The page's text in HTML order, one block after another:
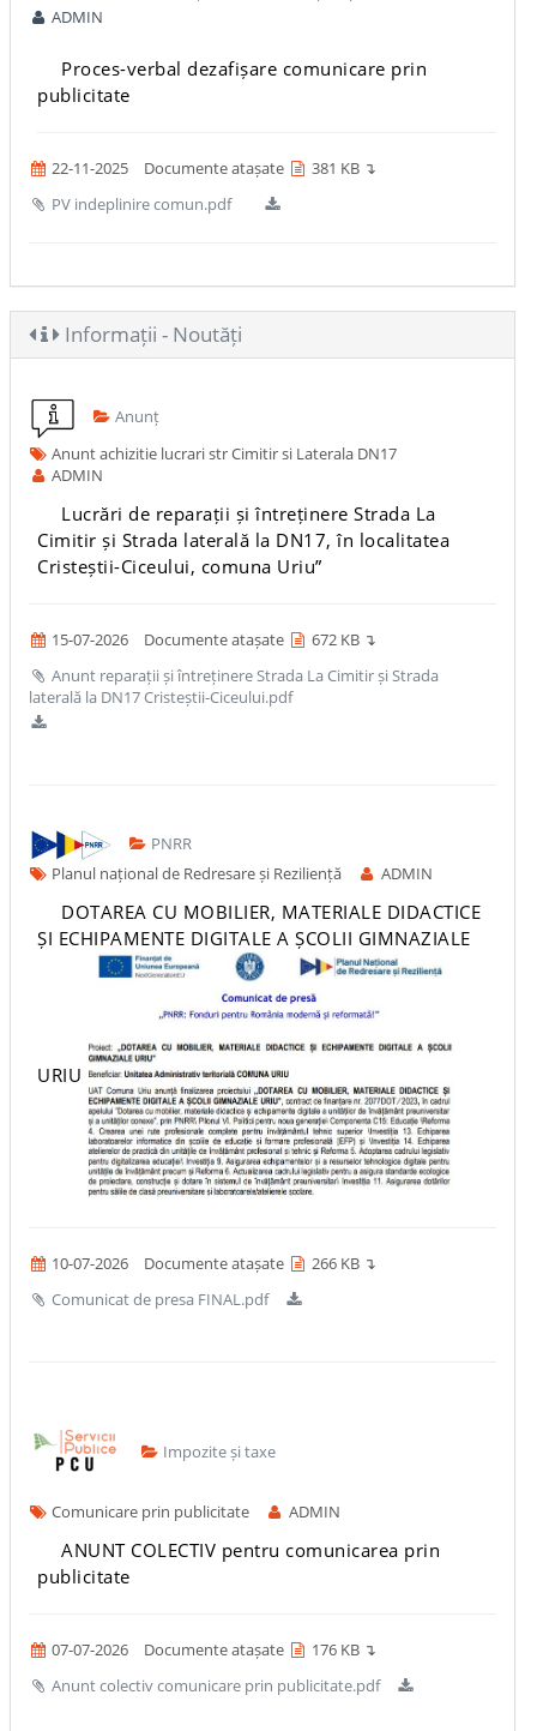
ADMIN
Proces-verbal dezafișare comunicare prin
publicitate
22-11-2025 Documente atașate
381 KB ↴
PV indeplinire comun.pdf
Informații - Noutăți
Anunț
Anunt achizitie lucrari str Cimitir si Laterala DN17
ADMIN
Lucrări de reparații și întreținere Strada La
Cimitir și Strada laterală la DN17, în localitatea
Cristeștii-Ciceului, comuna Uriu”
15-07-2026 Documente atașate
672 KB ↴
Anunt reparații și întreținere Strada La Cimitir și Strada
laterală la DN17 Cristeștii-Ciceului.pdf
PNRR
Planul național de Redresare și Reziliență
ADMIN
DOTAREA CU MOBILIER, MATERIALE DIDACTICE
ȘI ECHIPAMENTE DIGITALE A ȘCOLII GIMNAZIALE
URIU
10-07-2026 Documente atașate
266 KB ↴
Comunicat de presa FINAL.pdf
Impozite și taxe
Comunicare prin publicitate ADMIN
ANUNT COLECTIV pentru comunicarea prin
publicitate
07-07-2026 Documente atașate
176 KB ↴
Anunt colectiv comunicare prin publicitate.pdf